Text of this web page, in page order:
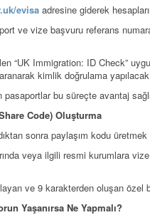
evisa adresine giderek
ve vize başvuru referans
“UK Immigration: ID Check”
kimlik doğrulama
bu süreçte avantaj
Code) Oluşturma
sonra paylaşım kodu
veya ilgili resmi kurumlara vize
ve 9 karakterden oluşan özel
Yaşanırsa Ne Yapmalı?